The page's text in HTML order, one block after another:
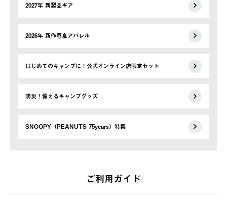
2027年 新製品ギア
2026年 新作春夏アパレル
はじめてのキャンプに！公式オンライン店限定セット
防災！備えるキャンプグッズ
SNOOPY（PEANUTS 75years）特集
ご利用ガイド